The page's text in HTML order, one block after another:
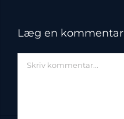
Læg en kommentar